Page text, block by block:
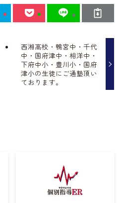
西湘高校・鴨宮中・千代
中・国府津中・相洋中・
下府中小・豊川小・国府
津小の生徒にご通塾頂い
ております。